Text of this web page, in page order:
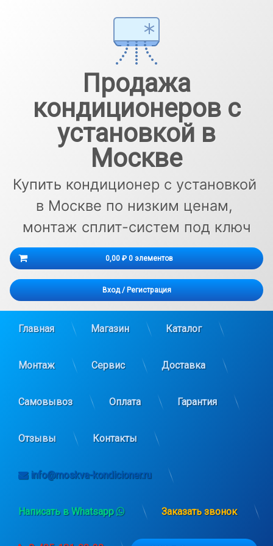
Продажа
кондиционеров с
установкой в
Москве
Купить кондиционер с установкой
в Москве по низким ценам,
монтаж сплит-систем под ключ
0,00 ₽ 0 элементов
Корзина пуста.
Вход/Регистрация
Главная Магазин Каталог
Монтаж Сервис Доставка
Самовывоз Оплата Гарантия
Отзывы Контакты
info@moskva-kondicioner.ru
Написать в Whatsapp Заказать звонок